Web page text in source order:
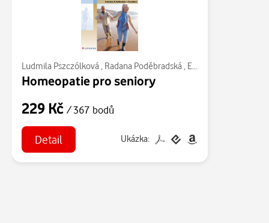
Ludmila Pszczólková , Radana Poděbradská , Eliška Bartlová
Homeopatie pro seniory
229 Kč / 367 bodů
Detail Ukázka: